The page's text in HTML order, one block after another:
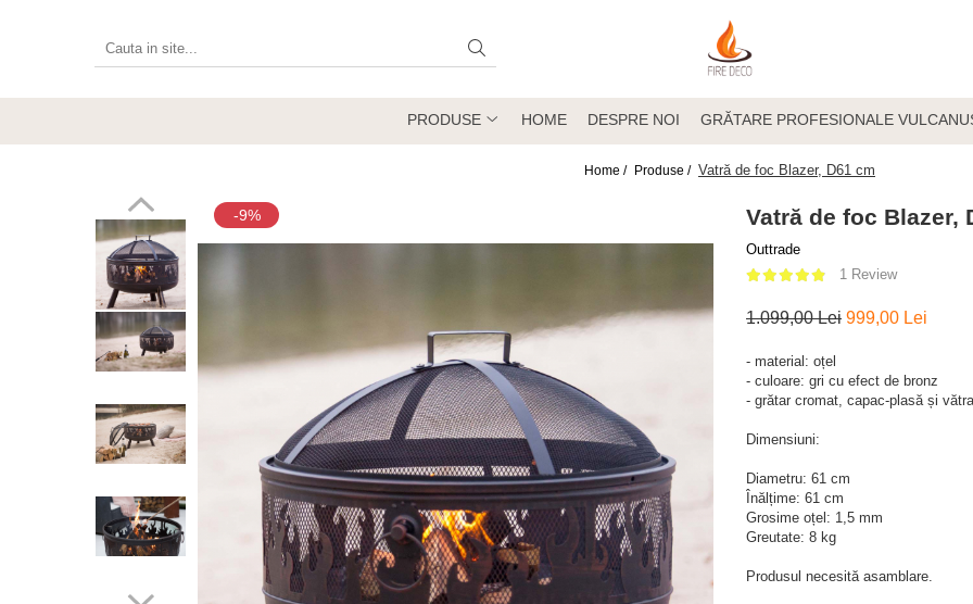
Produse
Grătare, plite și accesorii
Încălzitoare terasă electrice
Accesorii grătare și vetre de foc
Accesorii șemineu și decorațiuni
Vase pentru gătit
PRODUSE HOME DESPRE NOI GRĂTARE PROFESIONALE
Home / Produse / Vatră de foc Blazer, D61 cm
Vatră de foc Blazer,
Outtrade
1 Review
-9%
1.099,00 Lei 999,00 Lei
- material: oțel
- culoare: gri cu efect de bronz
- grătar cromat, capac-plasă și
Dimensiuni:
Diametru: 61 cm
Înălțime: 61 cm
Grosime oțel: 1,5 mm
Greutate: 8 kg
Produsul necesită asamblare.